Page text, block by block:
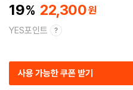
19 22,300
YES포인트
사용 가능한 쿠폰 받기